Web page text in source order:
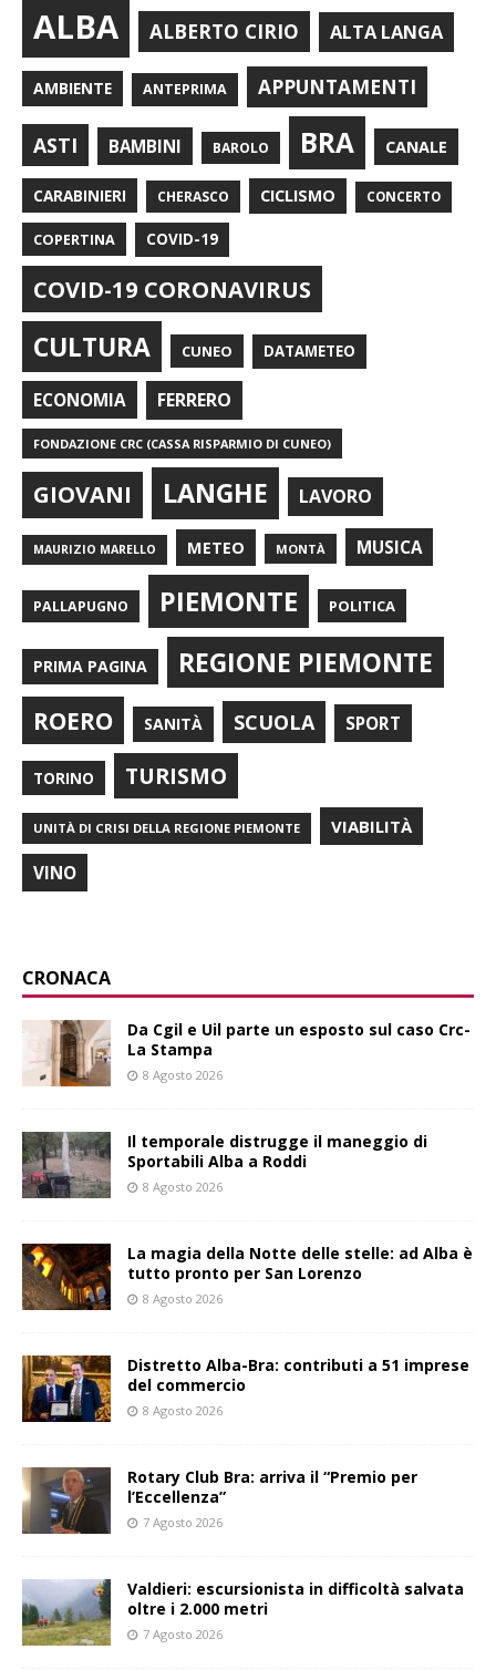
ALBA ALBERTO CIRIO ALTA LANGA
AMBIENTE ANTEPRIMA APPUNTAMENTI
ASTI BAMBINI BAROLO BRA CANALE
CARABINIERI CHERASCO CICLISMO CONCERTO
COPERTINA COVID-19
COVID-19 CORONAVIRUS
CULTURA CUNEO DATAMETEO
ECONOMIA FERRERO
FONDAZIONE CRC (CASSA RISPARMIO DI CUNEO)
GIOVANI LANGHE LAVORO
MAURIZIO MARELLO METEO MONTÀ MUSICA
PALLAPUGNO PIEMONTE POLITICA
PRIMA PAGINA REGIONE PIEMONTE
ROERO SANITÀ SCUOLA SPORT
TORINO TURISMO
UNITÀ DI CRISI DELLA REGIONE PIEMONTE VIABILITÀ
VINO
CRONACA
Da Cgil e Uil parte un esposto sul caso Crc-
La Stampa
8 Agosto 2026
Il temporale distrugge il maneggio di
Sportabili Alba a Roddi
8 Agosto 2026
La magia della Notte delle stelle: ad Alba è
tutto pronto per San Lorenzo
8 Agosto 2026
Distretto Alba-Bra: contributi a 51 imprese
del commercio
8 Agosto 2026
Rotary Club Bra: arriva il “Premio per
l’Eccellenza”
7 Agosto 2026
Valdieri: escursionista in difficoltà salvata
oltre i 2.000 metri
7 Agosto 2026